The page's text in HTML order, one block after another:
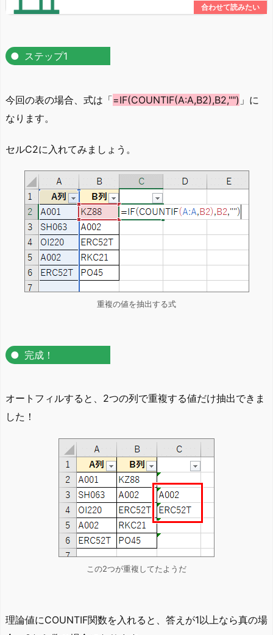
ステップ1
今回の表の場合、式は「=IF(COUNTIF(A:A,B2),B2,"") 」に
なります。
セルC2に入れてみましょう。
重複の値を抽出する式
完成！
オートフィルすると、2つの列で重複する値だけ抽出できま
した！
この2つが重複してたようだ
理論値にCOUNTIF関数を入れると、答えが1以上なら真の場